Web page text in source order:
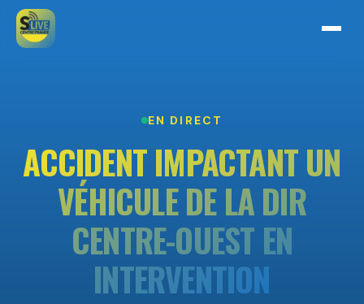
EN DIRECT
ACCIDENT IMPACTANT UN
VÉHICULE DE LA DIR
CENTRE-OUEST EN
INTERVENTION